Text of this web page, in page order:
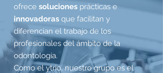
ofrece soluciones prácticas e
innovadoras que facilitan y
diferencian el trabajo de los
profesionales del ámbito de la
odontología.
Como el ytrio, nuestro grupo es el